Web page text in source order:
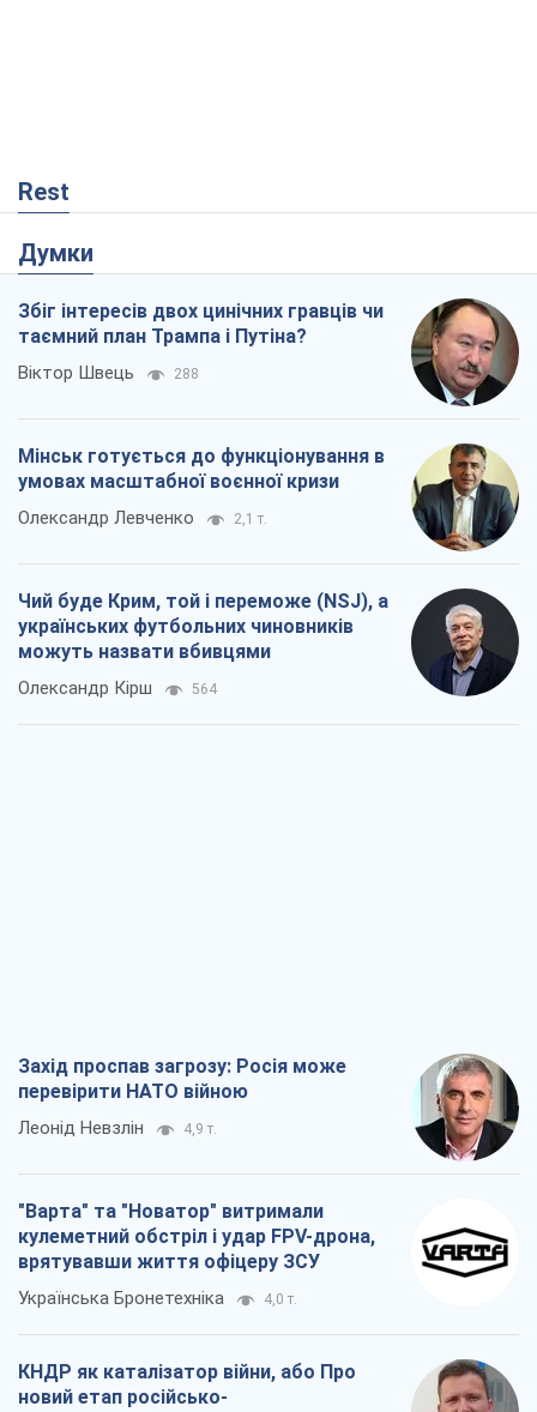
Rest
Думки
Збіг інтересів двох цинічних гравців чи
таємний план Трампа і Путіна?
Віктор Швець 288
Мінськ готується до функціонування в
умовах масштабної воєнної кризи
Олександр Левченко 2,1 т.
Чий буде Крим, той і переможе (NSJ), а
українських футбольних чиновників
можуть назвати вбивцями
Олександр Кірш 564
Захід проспав загрозу: Росія може
перевірити НАТО війною
Леонід Невзлін 4,9 т.
"Варта" та "Новатор" витримали
кулеметний обстріл і удар FPV-дрона,
врятувавши життя офіцеру ЗСУ
Українська Бронетехніка 4,0 т.
КНДР як каталізатор війни, або Про
новий етап російсько-